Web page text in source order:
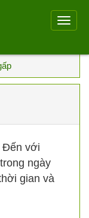
Đến với
ngày
gian và